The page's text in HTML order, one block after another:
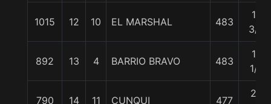
1015 12 10 EL MARSHAL 483
16
3/4
892 13 4 BARRIO BRAVO 483
18
1/2
790 14 11 CUNQUI 477
20